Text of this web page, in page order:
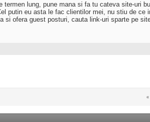
termen lung, pune mana si fa tu cateva site-uri
putin eu asta le fac clientilor mei, nu stiu de
si ofera guest posturi, cauta link-uri sparte pe
«